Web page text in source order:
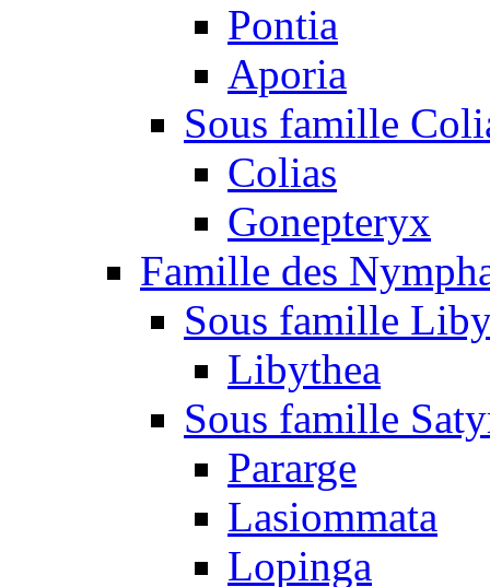
Pontia
Aporia
Sous famille
Colias
Gonepteryx
Famille des
Sous famille
Libythea
Sous famille
Pararge
Lasiommata
Lopinga